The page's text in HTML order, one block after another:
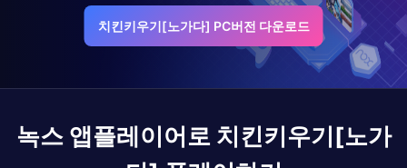
치킨키우기[노가다] PC버전 다운로드
녹스 앱플레이어로 치킨키우기[노가